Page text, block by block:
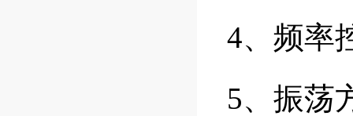
4、频率
5、振荡